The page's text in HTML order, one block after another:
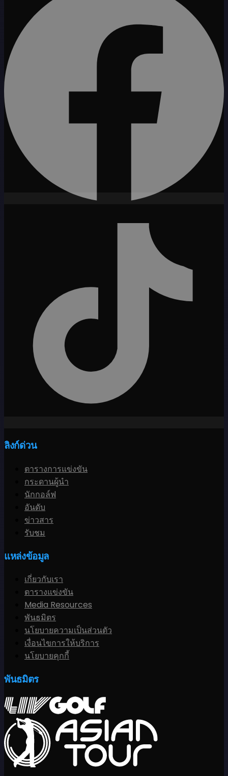
ลิงก์ด่วน
ตารางการแข่งขัน
กระดานผู้นำ
นักกอล์ฟ
อันดับ
ข่าวสาร
รับชม
แหล่งข้อมูล
เกี่ยวกับเรา
ตารางแข่งขัน
Media Resources
พันธมิตร
นโยบายความเป็นส่วนตัว
เงื่อนไขการให้บริการ
นโยบายคุกกี้
พันธมิตร